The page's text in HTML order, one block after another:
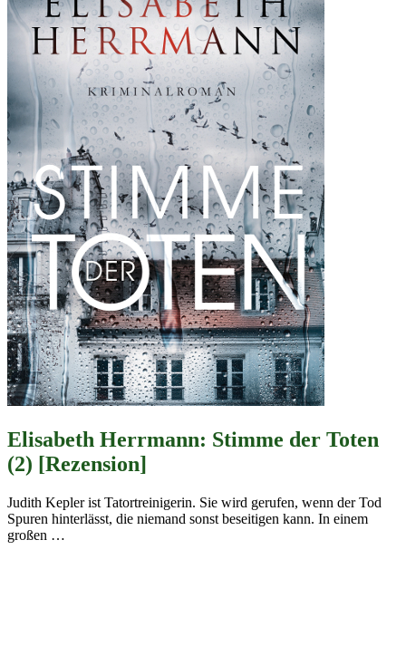
Elisabeth Herrmann: Stimme der Toten
(2) [Rezension]
Judith Kepler ist Tatortreinigerin. Sie wird gerufen, wenn der Tod
Spuren hinterlässt, die niemand sonst beseitigen kann. In einem
großen …